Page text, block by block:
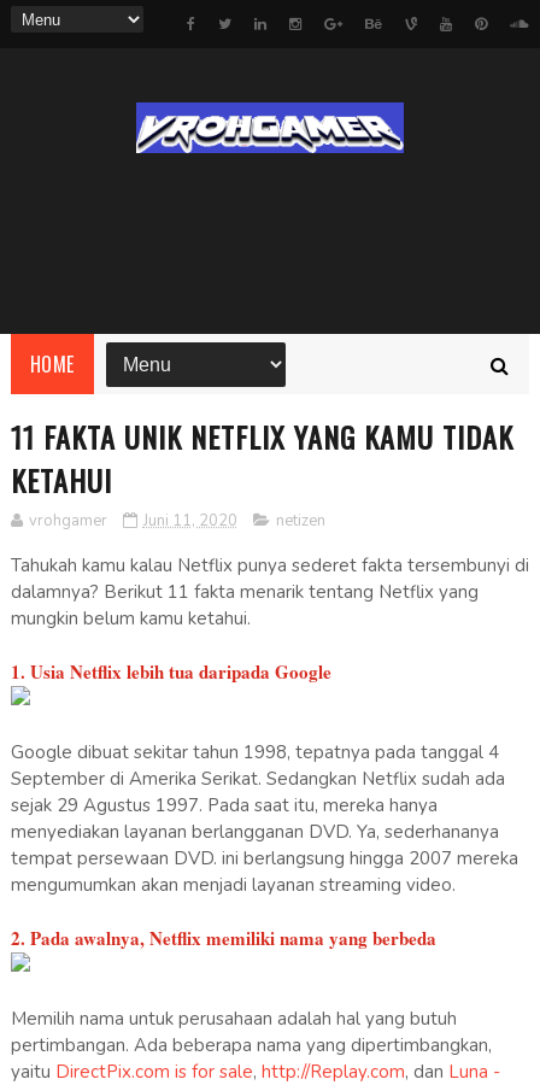
HOME
11 FAKTA UNIK NETFLIX YANG KAMU TIDAK
KETAHUI
vrohgamer Juni 11, 2020 netizen
Tahukah kamu kalau Netflix punya sederet fakta tersembunyi di
dalamnya? Berikut 11 fakta menarik tentang Netflix yang
mungkin belum kamu ketahui.
1. Usia Netflix lebih tua daripada Google
Google dibuat sekitar tahun 1998, tepatnya pada tanggal 4
September di Amerika Serikat. Sedangkan Netflix sudah ada
sejak 29 Agustus 1997. Pada saat itu, mereka hanya
menyediakan layanan berlangganan DVD. Ya, sederhananya
tempat persewaan DVD. ini berlangsung hingga 2007 mereka
mengumumkan akan menjadi layanan streaming video.
2. Pada awalnya, Netflix memiliki nama yang berbeda
Memilih nama untuk perusahaan adalah hal yang butuh
pertimbangan. Ada beberapa nama yang dipertimbangkan,
yaitu DirectPix.com is for sale, http://Replay.com, dan Luna -